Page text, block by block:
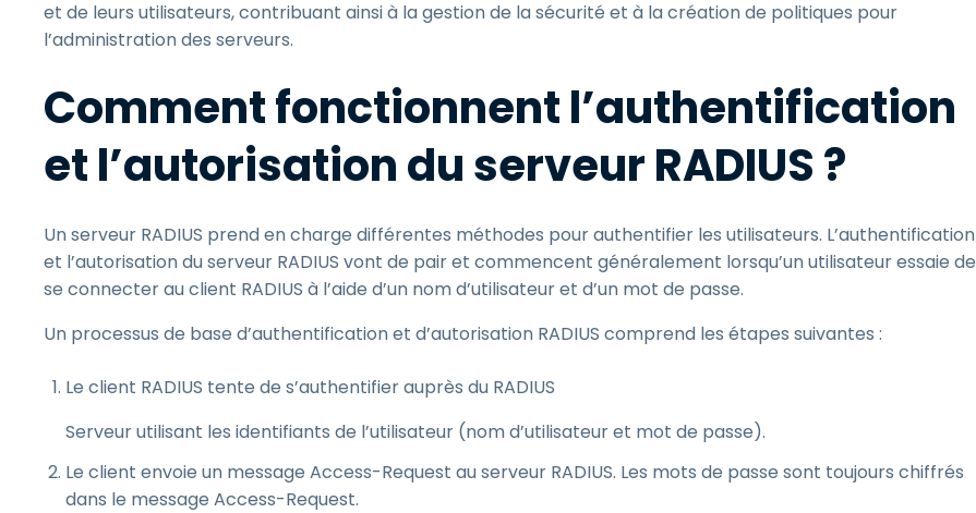
et de leurs utilisateurs, contribuant ainsi à la gestion de la sécurité et à la création de politiques pour
l’administration des serveurs.
Comment fonctionnent l’authentification
et l’autorisation du serveur RADIUS ?
Un serveur RADIUS prend en charge différentes méthodes pour authentifier les utilisateurs. L’authentification
et l’autorisation du serveur RADIUS vont de pair et commencent généralement lorsqu’un utilisateur essaie de
se connecter au client RADIUS à l’aide d’un nom d’utilisateur et d’un mot de passe.
Un processus de base d’authentification et d’autorisation RADIUS comprend les étapes suivantes :
Le client RADIUS tente de s’authentifier auprès du RADIUS
Serveur utilisant les identifiants de l’utilisateur (nom d’utilisateur et mot de passe).
Le client envoie un message Access-Request au serveur RADIUS. Les mots de passe sont toujours chiffrés
dans le message Access-Request.